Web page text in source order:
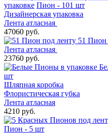
упаковке Пион - 101 шт
Дизайнерская упаковка
Лента атласная
47060 руб.
51 Пион
Лента атласная
23760 руб.
шт
Шляпная коробка
Флористическая губка
Лента атласная
4210 руб.
Пион - 5 шт